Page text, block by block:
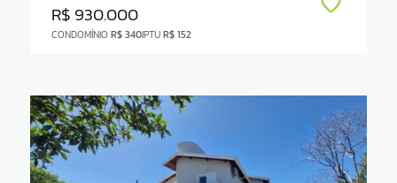
R$ 930.000
CONDOMÍNIOR$ 340IPTUR$ 152